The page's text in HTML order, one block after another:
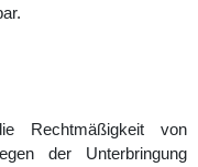
Rechtmäßigkeit von
der Unterbringung